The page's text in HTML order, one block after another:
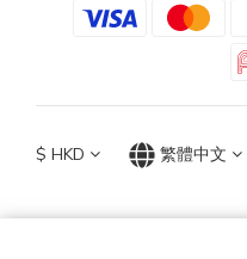
$ HKD 繁體中文